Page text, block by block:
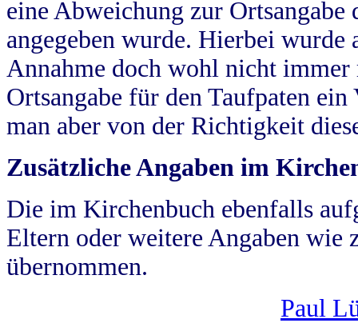
eine Abweichung zur
angegeben wurde. Hierbei wurde
Annahme doch wohl nicht
Ortsangabe für den Taufpaten
man aber von der Richtigkeit
Zusätzliche Angaben im
Die im Kirchenbuch ebenfalls
Eltern oder weitere Angaben wie
übernommen.
Paul